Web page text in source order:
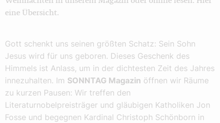
eine Übersicht.
Gott schenkt uns seinen größten Schatz: Sein Sohn
Jesus wird für uns geboren. Dieses Geschenk des
Himmels ist Anlass, um in der dichtesten Zeit des Jahres
innezuhalten. Im SONNTAG Magazin öffnen wir Räume
zu kurzen Pausen: Wir treffen den
Literaturnobelpreisträger und gläubigen Katholiken Jon
Fosse und begegnen Kardinal Christoph Schönborn in